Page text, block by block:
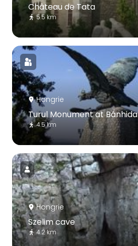
Château de Tata
5.5 km
Hongrie
Turul Monument at Bánhida
4.5 km
Hongrie
Szelim cave
4.2 km